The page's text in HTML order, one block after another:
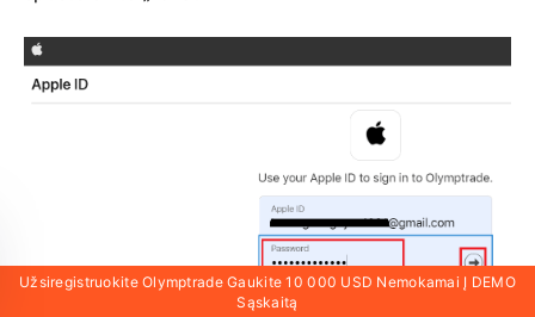
Užsiregistruokite Olymptrade Gaukite 10 000 USD Nemokamai Į DEMO
Sąskaitą